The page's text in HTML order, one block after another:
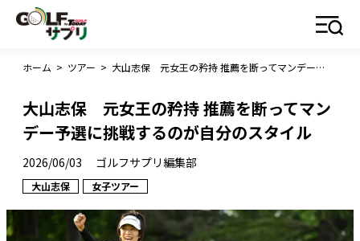
ホーム > ツアー > 大山志保 元女王の矜持 推薦を断ってマンデー予選に挑戦するのが自分のスタイル
大山志保 元女王の矜持 推薦を断ってマン
デー予選に挑戦するのが自分のスタイル
2026/06/03 ゴルフサプリ編集部
大山志保 女子ツアー